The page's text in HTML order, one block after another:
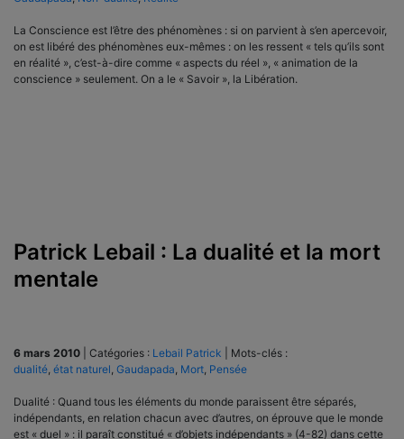
La Conscience est l’être des phénomènes : si on parvient à s’en apercevoir,
on est libéré des phénomènes eux-mêmes : on les ressent « tels qu’ils sont
en réalité », c’est-à-dire comme « aspects du réel », « animation de la
conscience » seulement. On a le « Savoir », la Libération.
Patrick Lebail : La dualité et la mort
mentale
6 mars 2010 Catégories : Lebail Patrick
Mots-clés :
dualité, état naturel, Gaudapada, Mort, Pensée
Dualité : Quand tous les éléments du monde paraissent être séparés,
indépendants, en relation chacun avec d’autres, on éprouve que le monde
est « duel » : il paraît constitué « d’objets indépendants » (4-82) dans cette